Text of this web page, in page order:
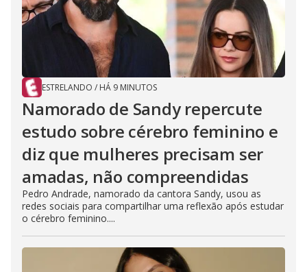
ESTRELANDO / HÁ 9 MINUTOS
Namorado de Sandy repercute
estudo sobre cérebro feminino e
diz que mulheres precisam ser
amadas, não compreendidas
Pedro Andrade, namorado da cantora Sandy, usou as
redes sociais para compartilhar uma reflexão após estudar
o cérebro feminino....